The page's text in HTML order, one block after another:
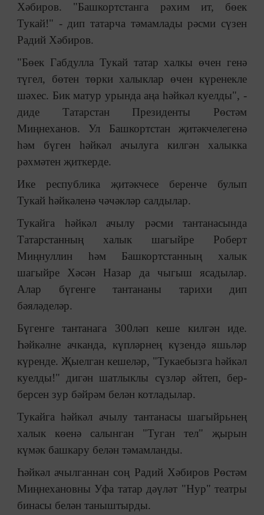
Хәбиров. "Башкортстанга рәхим ит, бөек
Тукай!" - дип татарча тәмамлады рәсми сүзен
Радий Хәбиров.
"Бөек Габдулла Тукай татар халкы өчен генә
түгел, бөтен төрки халыклар өчен күренекле
шәхес. Бик матур урында аңа һәйкәл куелды", -
диде Татарстан Президенты Рөстәм
Миңнеханов. Ул Башкортстан җитәкчелегенә
һәм бүген һәйкәл ачылуга килгән халыкка
рәхмәтен җиткерде.
Ике республика җитәкчесе беренче булып
Тукай һәйкәленә чәчәкләр салдылар.
Тукайга һәйкәл ачылу рәсми тантанасында
Татарстанның халык шагыйре Роберт
Миңнуллин һәм Башкортстанның халык
шагыйре Хәсән Назар да чыгыш ясадылар.
Алар бүгенге тантананы тарихи дип
бәяләделәр.
Бүгенге тантанага 300ләп кеше килгән иде.
Һәйкәлне ачканда, күпләрнең күзендә яшьләр
күренде. Җыелган кешеләр, "Тукаебызга һәйкәл
куелды!" дигән шатлыклы сүзләр әйтеп, бер-
берсен зур бәйрәм белән котладылар.
Тукайга һәйкәл ачылу тантанасы шагыйрьнең
халык көенә салынган "Туган тел" җырын
күмәк башкару белән тәмамланды.
Һәйкәл ачылганнан соң Радий Хәбиров Рөстәм
Миңнехановны Уфа татар дәүләт "Нур" театры
бинасы белән таныштырды.